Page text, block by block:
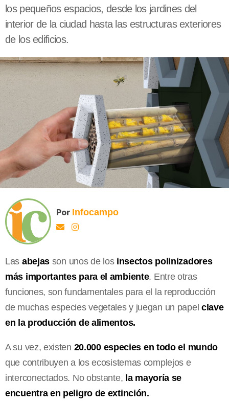
los pequeños espacios, desde los jardines del
interior de la ciudad hasta las estructuras exteriores
de los edificios.
Por Infocampo
Las abejas son unos de losinsectos polinizadores
más importantes para el ambiente. Entre otras
funciones, son fundamentales para el la reproducción
de muchas especies vegetales y juegan un papel clave
en la producción de alimentos.
A su vez, existen 20.000 especies en todo el mundo
que contribuyen a los ecosistemas complejos e
interconectados. No obstante, la mayoría se
encuentra en peligro de extinción.